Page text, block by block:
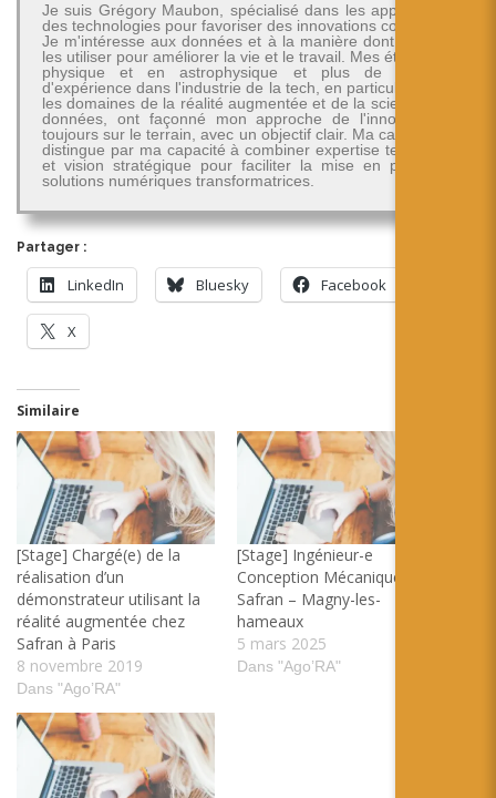
Je suis Grégory Maubon, spécialisé dans les applications
des technologies pour favoriser des innovations concrètes.
Je m'intéresse aux données et à la manière dont on peut
les utiliser pour améliorer la vie et le travail. Mes études en
physique et en astrophysique et plus de 30 ans
d'expérience dans l'industrie de la tech, en particulier dans
les domaines de la réalité augmentée et de la science des
données, ont façonné mon approche de l'innovation -
toujours sur le terrain, avec un objectif clair. Ma carrière se
distingue par ma capacité à combiner expertise technique
et vision stratégique pour faciliter la mise en place de
solutions numériques transformatrices.
Partager :
LinkedIn Bluesky Facebook
X
Similaire
[Stage] Chargé(e) de la
réalisation d’un
démonstrateur utilisant la
réalité augmentée chez
Safran à Paris
8 novembre 2019
Dans "Ago’RA"
[Stage] Ingénieur-e
Conception Mécanique –
Safran – Magny-les-
hameaux
5 mars 2025
Dans "Ago’RA"